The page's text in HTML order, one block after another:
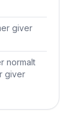
giver
normalt
giver